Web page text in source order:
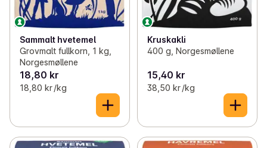
Sammalt hvetemel
Grovmalt fullkorn, 1 kg,
Norgesmøllene
18,80 kr
18,80 kr /kg
Kruskakli
400 g, Norgesmøllene
15,40 kr
38,50 kr /kg